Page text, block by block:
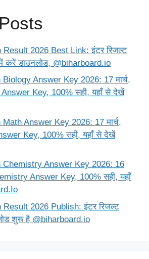
2026 Best Link: इंटर रिजल्ट
करें डाउनलोड, @biharboard.io
Answer Key 2026: 17 मार्च,
Answer Key, 100% सही, यहाँ से देखें
Answer Key 2026: 17 मार्च,
Key, 100% सही, यहाँ से देखें
Chemistry Answer Key 2026: 16
Answer Key, 100% सही, यहाँ
2026 Publish: इंटर रिजल्ट
शुरू है @biharboard.io